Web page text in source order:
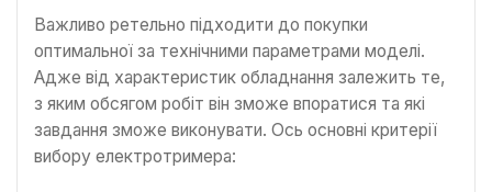
Важливо ретельно підходити до покупки
оптимальної за технічними параметрами моделі.
Адже від характеристик обладнання залежить те,
з яким обсягом робіт він зможе впоратися та які
завдання зможе виконувати. Ось основні критерії
вибору електротримера: